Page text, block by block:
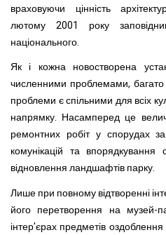
враховуючи цінність
лютому 2001 року
національного.
Як і кожна новостворена
численними проблемами, багато
проблеми є спільними для всіх
напрямку. Насамперед це
ремонтних робіт у спорудах
комунікацій та
відновлення ландшафтів парку.
Лише при повному відтворенні
його перетворення на музей-
інтер'єрах предметів